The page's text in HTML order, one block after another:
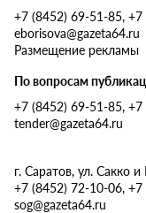
+7 (8452) 69-51-85,
eborisova@gazeta64.ru
Размещение рекламы
По вопросам
+7 (8452) 69-51-85,
tender@gazeta64.ru
г. Саратов, ул. Сакко
+7 (8452) 72-10-06,
sog@gazeta64.ru